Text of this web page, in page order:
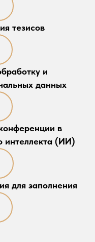
тезисов
и
данных
в
интеллекта (ИИ)
для заполнения